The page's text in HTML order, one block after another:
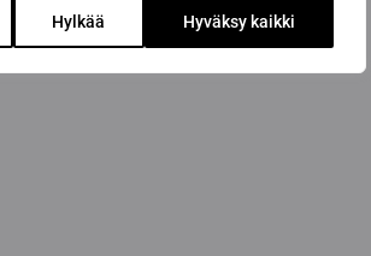
Hylkää Hyväksy kaikki
ja rakenna unelmiesi sauna.